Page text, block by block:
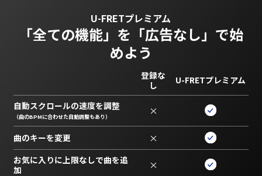
U-FRETプレミアム
「全ての機能」を 「広告なし」で始
めよう
登録な
し
U-FRETプレミアム
自動スクロールの速度を調整
（曲のBPMに合わせた自動調整もあり） ×
曲のキーを変更 ×
お気に入りに上限なしで曲を追
加
×